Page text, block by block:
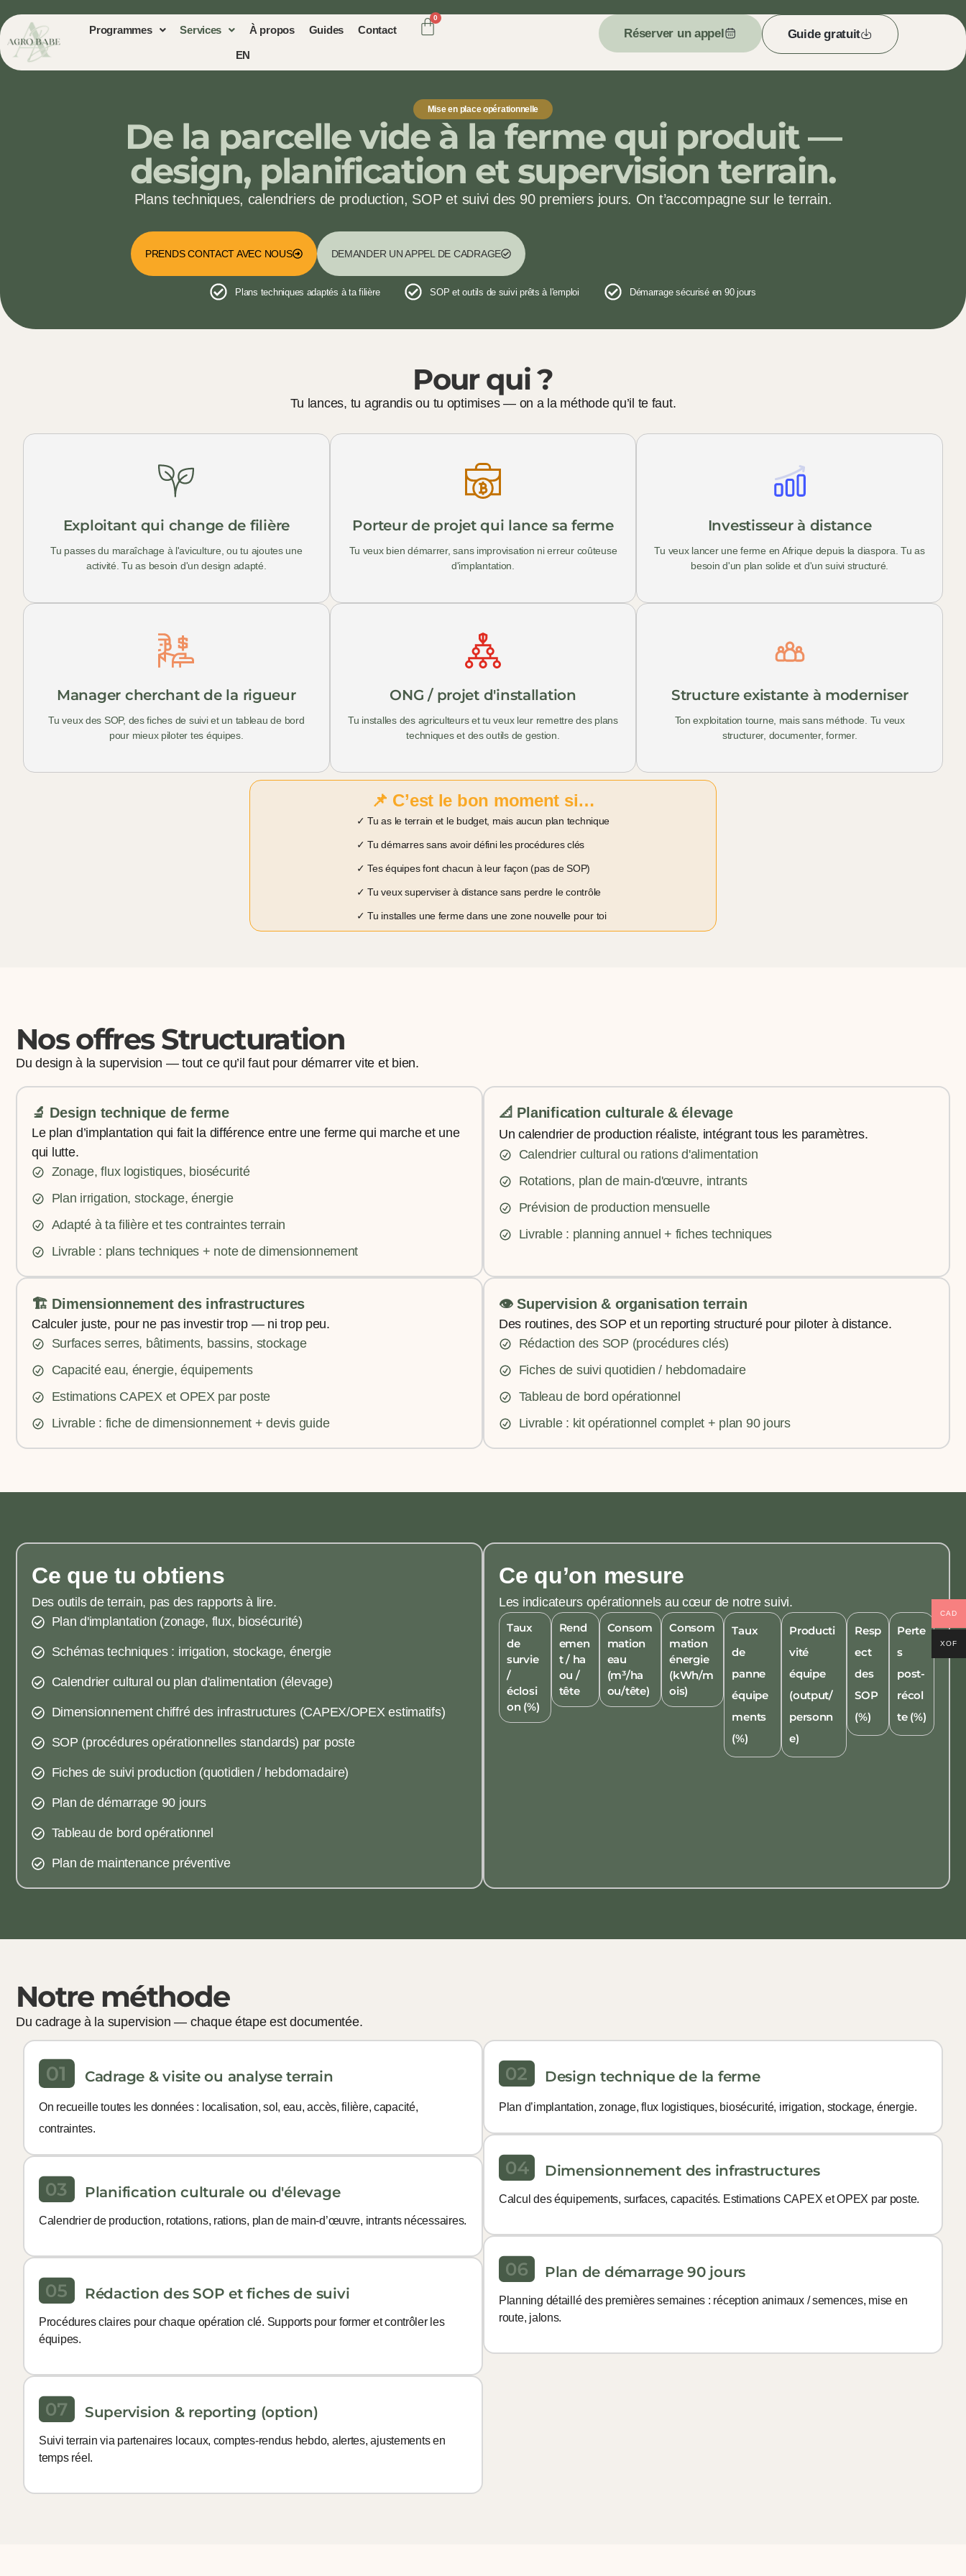
Programmes Services À propos Guides Contact
EN
Réserver un appel Guide gratuit
Mise en place opérationnelle
De la parcelle vide à la ferme qui produit —
design, planification et supervision terrain.
Plans techniques, calendriers de production, SOP et suivi des 90 premiers jours. On t’accompagne sur le terrain.
PRENDS CONTACT AVEC NOUS DEMANDER UN APPEL DE CADRAGE
Plans techniques adaptés à ta filière SOP et outils de suivi prêts à l'emploi Démarrage sécurisé en 90 jours
Pour qui ?
Tu lances, tu agrandis ou tu optimises — on a la méthode qu’il te faut.
Exploitant qui change de filière
Tu passes du maraîchage à l'aviculture, ou tu ajoutes une
activité. Tu as besoin d'un design adapté.
Porteur de projet qui lance sa ferme
Tu veux bien démarrer, sans improvisation ni erreur coûteuse
d'implantation.
Investisseur à distance
Tu veux lancer une ferme en Afrique depuis la diaspora. Tu as
besoin d'un plan solide et d'un suivi structuré.
Manager cherchant de la rigueur
Tu veux des SOP, des fiches de suivi et un tableau de bord
pour mieux piloter tes équipes.
ONG / projet d'installation
Tu installes des agriculteurs et tu veux leur remettre des plans
techniques et des outils de gestion.
Structure existante à moderniser
Ton exploitation tourne, mais sans méthode. Tu veux
structurer, documenter, former.
📌 C’est le bon moment si…
✓ Tu as le terrain et le budget, mais aucun plan technique
✓ Tu démarres sans avoir défini les procédures clés
✓ Tes équipes font chacun à leur façon (pas de SOP)
✓ Tu veux superviser à distance sans perdre le contrôle
✓ Tu installes une ferme dans une zone nouvelle pour toi
Nos offres Structuration
Du design à la supervision — tout ce qu’il faut pour démarrer vite et bien.
🔬 Design technique de ferme
Le plan d’implantation qui fait la différence entre une ferme qui marche et une
qui lutte.
Zonage, flux logistiques, biosécurité
Plan irrigation, stockage, énergie
Adapté à ta filière et tes contraintes terrain
Livrable : plans techniques + note de dimensionnement
📐 Planification culturale & élevage
Un calendrier de production réaliste, intégrant tous les paramètres.
Calendrier cultural ou rations d'alimentation
Rotations, plan de main-d'œuvre, intrants
Prévision de production mensuelle
Livrable : planning annuel + fiches techniques
🏗️ Dimensionnement des infrastructures
Calculer juste, pour ne pas investir trop — ni trop peu.
Surfaces serres, bâtiments, bassins, stockage
Capacité eau, énergie, équipements
Estimations CAPEX et OPEX par poste
Livrable : fiche de dimensionnement + devis guide
👁️ Supervision & organisation terrain
Des routines, des SOP et un reporting structuré pour piloter à distance.
Rédaction des SOP (procédures clés)
Fiches de suivi quotidien / hebdomadaire
Tableau de bord opérationnel
Livrable : kit opérationnel complet + plan 90 jours
Ce que tu obtiens
Des outils de terrain, pas des rapports à lire.
Plan d'implantation (zonage, flux, biosécurité)
Schémas techniques : irrigation, stockage, énergie
Calendrier cultural ou plan d'alimentation (élevage)
Dimensionnement chiffré des infrastructures (CAPEX/OPEX estimatifs)
SOP (procédures opérationnelles standards) par poste
Fiches de suivi production (quotidien / hebdomadaire)
Plan de démarrage 90 jours
Tableau de bord opérationnel
Plan de maintenance préventive
Ce qu’on mesure
Les indicateurs opérationnels au cœur de notre suivi.
Taux
de
survie
/
éclosi
on (%)
Rend
emen
t / ha
ou /
tête
Consom
mation
eau
(m³/ha
ou/tête)
Consom
mation
énergie
(kWh/m
ois)
Taux
de
panne
équipe
ments
(%)
Producti
vité
équipe
(output/
personn
e)
Resp
ect
des
SOP
(%)
Perte
s
post-
récol
te (%)
Notre méthode
Du cadrage à la supervision — chaque étape est documentée.
Cadrage & visite ou analyse terrain
On recueille toutes les données : localisation, sol, eau, accès, filière, capacité,
contraintes.
Planification culturale ou d'élevage
Calendrier de production, rotations, rations, plan de main-d’œuvre, intrants nécessaires.
Rédaction des SOP et fiches de suivi
Procédures claires pour chaque opération clé. Supports pour former et contrôler les
équipes.
Supervision & reporting (option)
Suivi terrain via partenaires locaux, comptes-rendus hebdo, alertes, ajustements en
temps réel.
Design technique de la ferme
Plan d’implantation, zonage, flux logistiques, biosécurité, irrigation, stockage, énergie.
Dimensionnement des infrastructures
Calcul des équipements, surfaces, capacités. Estimations CAPEX et OPEX par poste.
Plan de démarrage 90 jours
Planning détaillé des premières semaines : réception animaux / semences, mise en
route, jalons.
CAD
XOF